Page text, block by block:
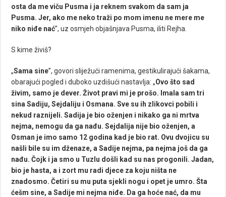
osta da me viču Pusma i ja reknem svakom da sam ja
Pusma. Jer, ako me neko traži po mom imenu ne mere me
niko niđe nać”, uz osmjeh objašnjava Pusma, iliti Rejha.
S kime živiš?
„Sama sine”, govori sliježući ramenima, gestikulirajući šakama,
obarajući pogled i duboko uzdišući nastavlja: „Ovo što sad
živim, samo je dever. Život pravi mi je prošo. Imala sam tri
sina Sadiju, Sejdaliju i Osmana. Sve su ih zlikovci pobili i
nekud raznijeli. Sadija je bio oženjen i nikako ga ni mrtva
nejma, nemogu da ga nađu. Sejdalija nije bio oženjen, a
Osman je imo samo 12 godina kad je bio rat. Ovu dvojicu su
našli bile su im dženaze, a Sadije nejma, pa nejma još da ga
nađu. Čojk i ja smo u Tuzlu došli kad su nas progonili. Jadan,
bio je hasta, a i zort mu radi djece za koju ništa ne
znadosmo. Četiri su mu puta sjekli nogu i opet je umro. Šta
ćešm sine, a Sadije mi nejma niđe. Da ga hoće nać, da mu